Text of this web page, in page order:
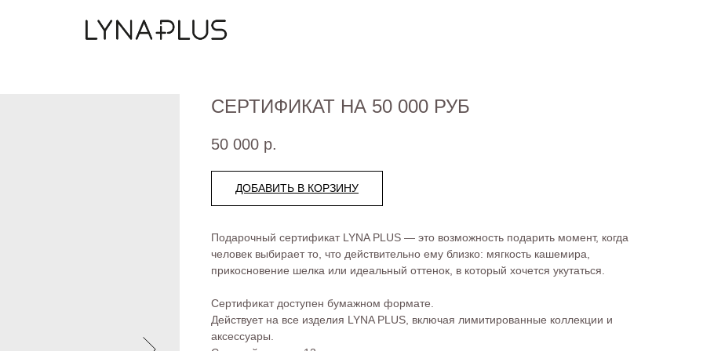
СЕРТИФИКАТ НА 50 000 РУБ
50 000 р.
ДОБАВИТЬ В КОРЗИНУ
Подарочный сертификат LYNA PLUS — это возможность подарить момент, когда
человек выбирает то, что действительно ему близко: мягкость кашемира,
прикосновение шелка или идеальный оттенок, в который хочется укутаться.
Сертификат доступен бумажном формате.
Действует на все изделия LYNA PLUS, включая лимитированные коллекции и
аксессуары.